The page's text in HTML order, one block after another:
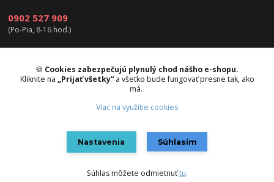
0902 527 909
(Po-Pia, 8-16 hod.)
info@instamat.sk
🍪 Cookies zabezpečujú plynulý chod nášho e-shopu.
Kliknite na „Prijať všetky“a všetko bude fungovať presne tak, ako
má.
Viac na využitie cookies
Nastavenia Súhlasím
Súhlas môžete odmietnuťtu.